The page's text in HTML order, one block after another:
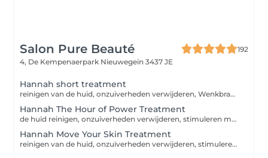
Salon Pure Beauté
192
4, De Kempenaerpark Nieuwegein 3437 JE
Hannah short treatment
reinigen van de huid, onzuiverheden verwijderen, Wenkbrauwen waxen of epileren, stimuleren van de huid met peeling, herstellen en beschermen van de huid.
Hannah The Hour of Power Treatment
de huid reinigen, onzuiverheden verwijderen, stimuleren met peeling/scrub, Wenkbrauwen waxen of epileren, klassieke massage, masker, herstellen en beschermen van de huid.
Hannah Move Your Skin Treatment
reinigen van de huid, onzuiverheden verwijderen, stimuleren van de huid met peeling en scrub, Wenkbrauwen waxen/epileren en verven of bovenlip waxen, bindweefsel massage, masker, herstellen en beschermen van de huid.